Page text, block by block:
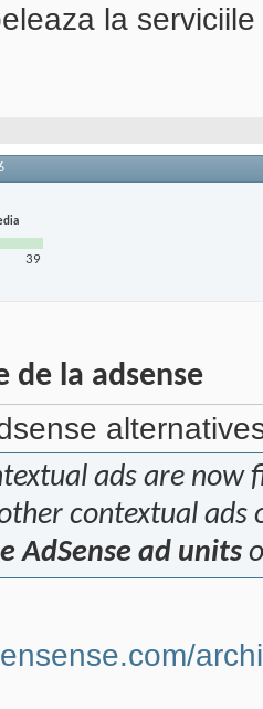
la
39
de la adsense
ads are now
contextual ads
AdSense ad units